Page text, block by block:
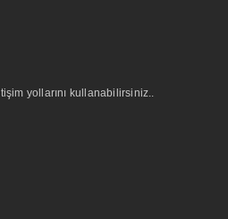
yollarını kullanabilirsiniz..